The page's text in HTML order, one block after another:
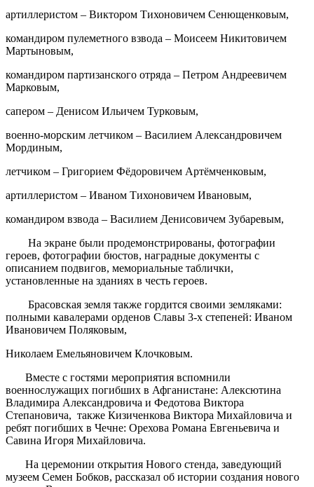
артиллеристом – Виктором Тихоновичем Сенющенковым,
командиром пулеметного взвода – Моисеем Никитовичем
Мартыновым,
командиром партизанского отряда – Петром Андреевичем
Марковым,
сапером – Денисом Ильичем Турковым,
военно-морским летчиком – Василием Александровичем
Мординым,
летчиком – Григорием Фёдоровичем Артёмченковым,
артиллеристом – Иваном Тихоновичем Ивановым,
командиром взвода – Василием Денисовичем Зубаревым,
На экране были продемонстрированы, фотографии
героев, фотографии бюстов, наградные документы с
описанием подвигов, мемориальные таблички,
установленные на зданиях в честь героев.
Брасовская земля также гордится своими земляками:
полными кавалерами орденов Славы 3-х степеней: Иваном
Ивановичем Поляковым,
Николаем Емельяновичем Клочковым.
Вместе с гостями мероприятия вспомнили
военнослужащих погибших в Афганистане: Алексютина
Владимира Александровича и Федотова Виктора
Степановича, также Кизиченкова Виктора Михайловича и
ребят погибших в Чечне: Орехова Романа Евгеньевича и
Савина Игоря Михайловича.
На церемонии открытия Нового стенда, заведующий
музеем Семен Бобков, рассказал об истории создания нового